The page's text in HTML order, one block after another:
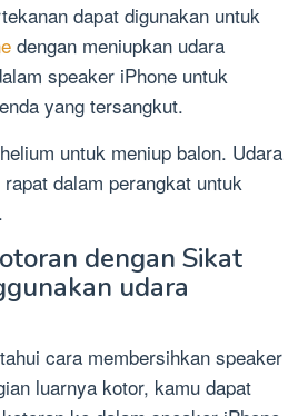
dapat digunakan untuk
dengan meniupkan udara
speaker iPhone untuk
yang tersangkut.
untuk meniup balon. Udara
dalam perangkat untuk
dengan Sikat
udara
cara membersihkan speaker
luarnya kotor, kamu dapat